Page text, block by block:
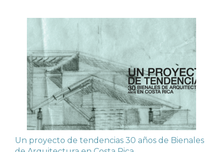
Un proyecto de tendencias 30 años de Bienales